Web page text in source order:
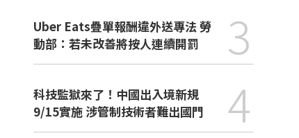
Uber Eats疊單報酬違外送專法 勞
動部：若未改善將按人連續開罰
3
科技監獄來了！中國出入境新規
9/15實施 涉管制技術者難出國門
4